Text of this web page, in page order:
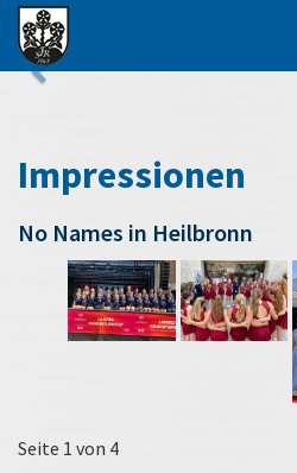
Impressionen
No Names in Heilbronn
Seite 1 von 4